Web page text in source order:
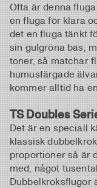
Ofta är denna
en fluga för klara
det en fluga tänkt
sin gulgröna bas,
toner, så matchar
humusfärgade
kommer alltid ha
TS Doubles
Det är en speciall
klassisk
proportioner så är
med, något
Dubbelkroksflugor